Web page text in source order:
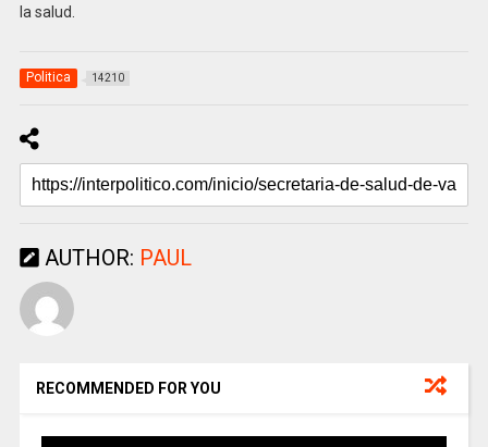
la salud.
Politica 14210
AUTHOR: PAUL
RECOMMENDED FOR YOU